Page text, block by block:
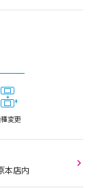
変更
本店内